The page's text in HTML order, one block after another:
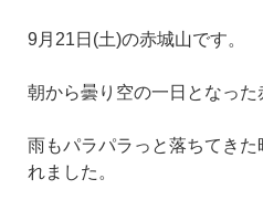
9月21日(土)の赤城山です。
朝から曇り空の一日となった
雨もパラパラっと落ちてき
れました。